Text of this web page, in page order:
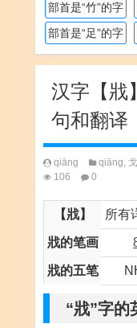
部首是“竹”的字
部首是“足”的字
汉字【戕
句和翻译
qiāng qiāng,
106
0
【戕】 所有
戕的笔画
戕的五笔
“戕”字的